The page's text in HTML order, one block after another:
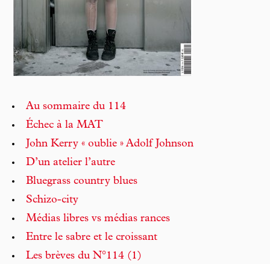
Au sommaire du 114
Échec à la MAT
John Kerry « oublie » Adolf Johnson
D’un atelier l’autre
Bluegrass country blues
Schizo-city
Médias libres vs médias rances
Entre le sabre et le croissant
Les brèves du N°114 (1)